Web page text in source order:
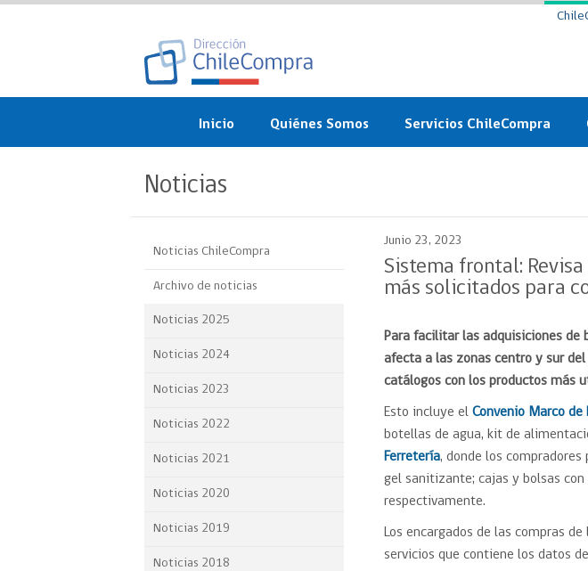
Inicio Quiénes Somos
objetivos
Organigrama
Participación Ciudadana
Reportes Ley de Inclusión
Sé parte de nuestro equipo
Servicios ChileCompra
ChileCompra
Eficiencia
Capacitación ChileCompra:
Certificación competencias
Centro de Ayuda
Asesorías estratégicas
Datos Abiertos
API de Mercado Público
Noticias
Noticias ChileCompra
Archivo de noticias
Noticias 2025
Noticias 2024
Noticias 2023
Noticias 2022
Noticias 2021
Noticias 2020
Noticias 2019
Noticias 2018
Junio 23, 2023
Sistema frontal:
más solicitados para
Para facilitar las adquisiciones de
afecta a las zonas centro y sur
catálogos con los productos más
Esto incluye elConvenio Marco de
botellas de agua, kit de
Ferretería, donde los
gel sanitizante; cajas y bolsas
respectivamente.
Los encargados de las compras
servicios que contiene los datos